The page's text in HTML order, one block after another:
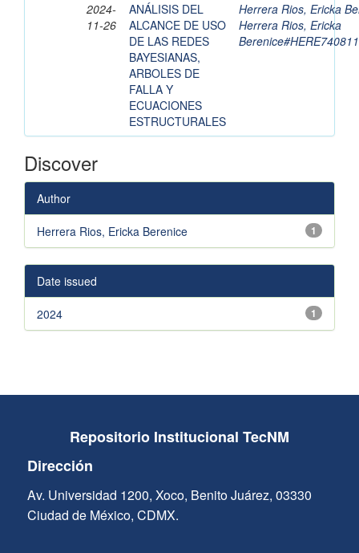
2024-
11-26
ANÁLISIS DEL
ALCANCE DE USO
DE LAS REDES
BAYESIANAS,
ARBOLES DE
FALLA Y
ECUACIONES
ESTRUCTURALES
Herrera Rios, Ericka
Herrera Rios, Ericka
Discover
Author
1
Herrera Rios, Ericka Berenice
Date issued
1
2024
Repositorio Institucional TecNM
Dirección
Av. Universidad 1200, Xoco, Benito Juárez, 03330
Ciudad de México, CDMX.